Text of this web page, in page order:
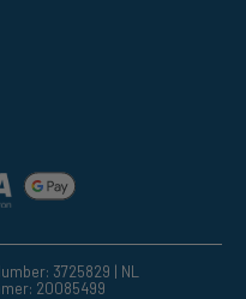
3725829 | NL
20085499